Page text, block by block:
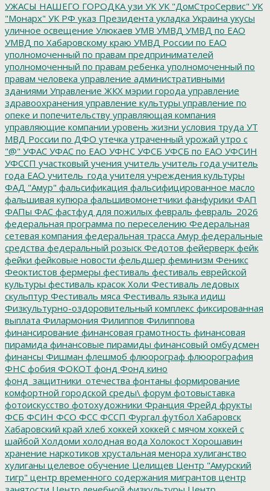
УЖАСЫ НАШЕГО ГОРОДКА узи УК УК "ДомСтроСервис" УК
"Монарх" УК РФ указ Президента укладка Украина укусы
уличное освещение Улюкаев УМВ УМВД УМВД по ЕАО
УМВД по Хабаровскому краю УМВД России по ЕАО
уполномоченный по правам предпринимателей
уполномоченный по правам ребенка уполномоченный по
правам человека управление административными
зданиями Управление ЖКХ мэрии города управление
здравоохранения управление культуры управление по
опеке и попечительству управляющая компания
управляющие компании уровень жизни условия труда УТ
МВД России по ДФО утечка утраченный урожай утро с
"@" УФАС УФАС по ЕАО УФНС УФСБ УФСБ по ЕАО УФСИН
УФССП участковый учения учитель учитель года учитель
года ЕАО учитель_года учителя учреждения культуры
ФАД "Амур" фальсификация фальсифицированное масло
фальшивая купюра фальшивомонетчики фанфурики ФАП
ФАПы ФАС фастфуд для пожилых февраль февраль_2026
федеральная программа по переселению Федеральная
сетевая компания федеральная трасса Амур федеральные
средства федеральный розыск Федотов фейерверк фейк
фейки фейковые новости фельдшер феминизм Феникс
Феоктистов фермеры фестиваль фестиваль еврейской
культуры фестиваль красок Холи Фестиваль ледовых
скульптур Фестиваль мяса Фестиваль языка идиш
Физкультурно-оздоровительный комплекс фиксированная
выплата Филармония Филиппов Филиппова
финансирование финансовая грамотность финансовая
пирамида финансовые пирамиды финансовый омбудсмен
финансы Фишман флешмоб флюорограф флюорография
ФНС фобия ФОКОТ фонд Фонд кино
фонд_защитники_отечества фонтаны формирование
комфортной городской среды\ форум фотовыставка
фотоискусство фотохудожники Франция Фрейд фрукты
ФСБ ФСИН ФСО ФСС ФССП Фургал футбол Хабаровск
Хабаровский край хлеб хоккей хоккей с мячом хоккей с
шайбой Холдоми холодная вода Холокост Хорошавин
хранение наркотиков хрустальная менора хулиганство
хулиганы целевое обучение Целищев Центр "Амурский
тигр" центр временного содержания мигрантов центр